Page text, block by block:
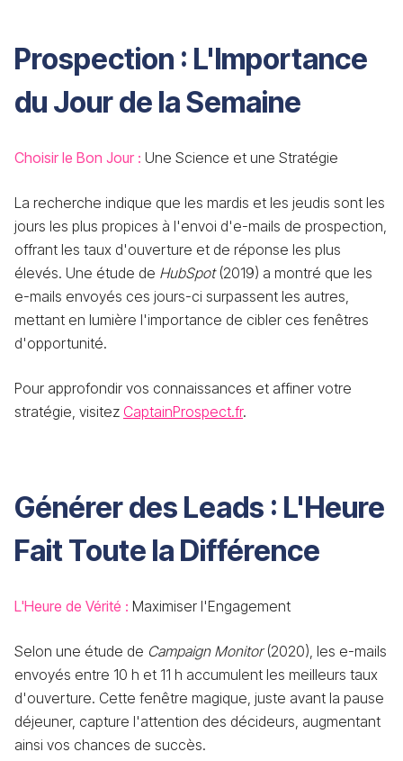
Prospection : L'Importance
du Jour de la Semaine
Choisir le Bon Jour : Une Science et une Stratégie
La recherche indique que les mardis et les jeudis sont les
jours les plus propices à l'envoi d'e-mails de prospection,
offrant les taux d'ouverture et de réponse les plus
élevés. Une étude de HubSpot(2019) a montré que les
e-mails envoyés ces jours-ci surpassent les autres,
mettant en lumière l'importance de cibler ces fenêtres
d'opportunité.
Pour approfondir vos connaissances et affiner votre
stratégie, visitez CaptainProspect.fr.
Générer des Leads : L'Heure
Fait Toute la Différence
L'Heure de Vérité : Maximiser l'Engagement
Selon une étude de Campaign Monitor(2020), les e-mails
envoyés entre 10 h et 11 h accumulent les meilleurs taux
d'ouverture. Cette fenêtre magique, juste avant la pause
déjeuner, capture l'attention des décideurs, augmentant
ainsi vos chances de succès.